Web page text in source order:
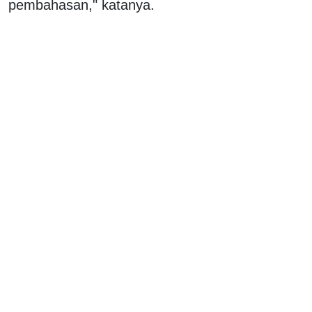
pembahasan," katanya.